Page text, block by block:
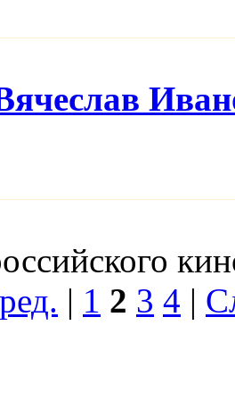
| 1 2 3 4 |